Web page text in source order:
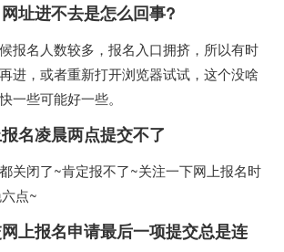
址进不去是怎么回事?
报名人数较多，报名入口拥挤，所以有时
进，或者重新打开浏览器试试，这个没啥
一些可能好一些。
名凌晨两点提交不了
关闭了~肯定报不了~关注一下网上报名时
点~
上报名申请最后一项提交总是连